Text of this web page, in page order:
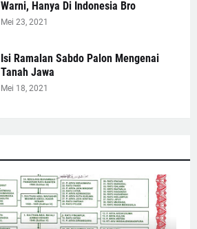
Warni, Hanya Di Indonesia Bro
Mei 23, 2021
Isi Ramalan Sabdo Palon Mengenai
Tanah Jawa
Mei 18, 2021